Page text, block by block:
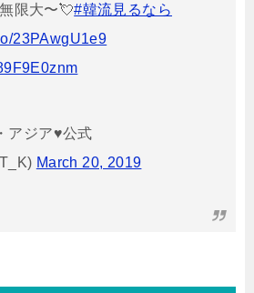
限大〜💘#韓流見るなら
23PAwgU1e9
アジア♥公式
March 20, 2019